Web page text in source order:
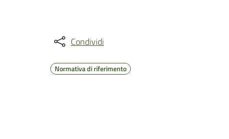
Condividi
Normativa di riferimento